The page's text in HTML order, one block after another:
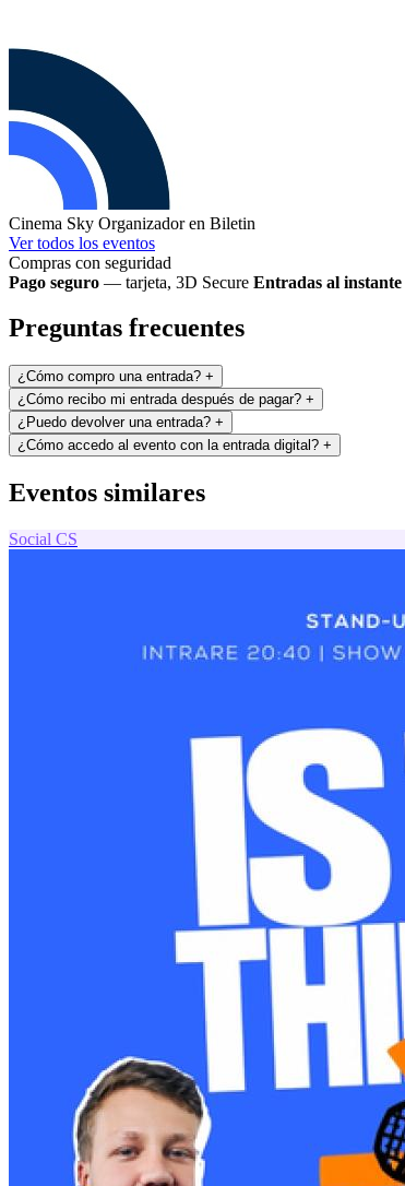
Cinema Sky Organizador en Biletin
Ver todos los eventos
Compras con seguridad
Pago seguro — tarjeta, 3D Secure Entradas al instante
Preguntas frecuentes
¿Cómo compro una entrada? +
¿Cómo recibo mi entrada después de pagar? +
¿Puedo devolver una entrada? +
¿Cómo accedo al evento con la entrada digital? +
Eventos similares
Social CS